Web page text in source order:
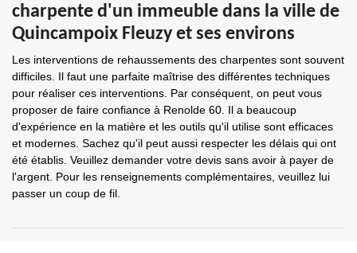
charpente d'un immeuble dans la ville de
Quincampoix Fleuzy et ses environs
Les interventions de rehaussements des charpentes sont souvent
difficiles. Il faut une parfaite maîtrise des différentes techniques
pour réaliser ces interventions. Par conséquent, on peut vous
proposer de faire confiance à Renolde 60. Il a beaucoup
d'expérience en la matière et les outils qu'il utilise sont efficaces
et modernes. Sachez qu'il peut aussi respecter les délais qui ont
été établis. Veuillez demander votre devis sans avoir à payer de
l'argent. Pour les renseignements complémentaires, veuillez lui
passer un coup de fil.